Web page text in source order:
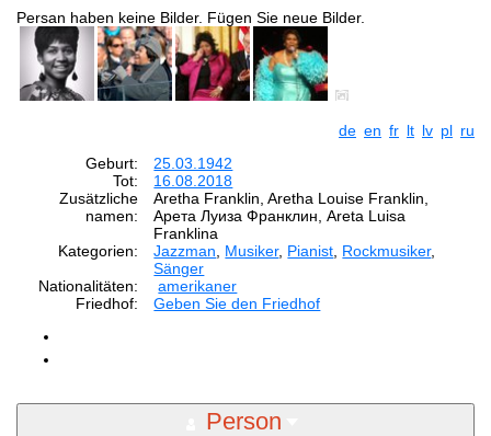
Persan haben keine Bilder. Fügen Sie neue Bilder.
de en fr lt lv pl ru
Geburt:
25.03.1942
Tot:
16.08.2018
Zusätzliche
namen:
Aretha Franklin, Aretha Louise Franklin,
Арета Луиза Франклин, Areta Luisa
Franklina
Kategorien:
Jazzman Musiker, Pianist Rockmusiker,
Sänger
Nationalitäten:
amerikaner
Friedhof:
Geben Sie den Friedhof
Person